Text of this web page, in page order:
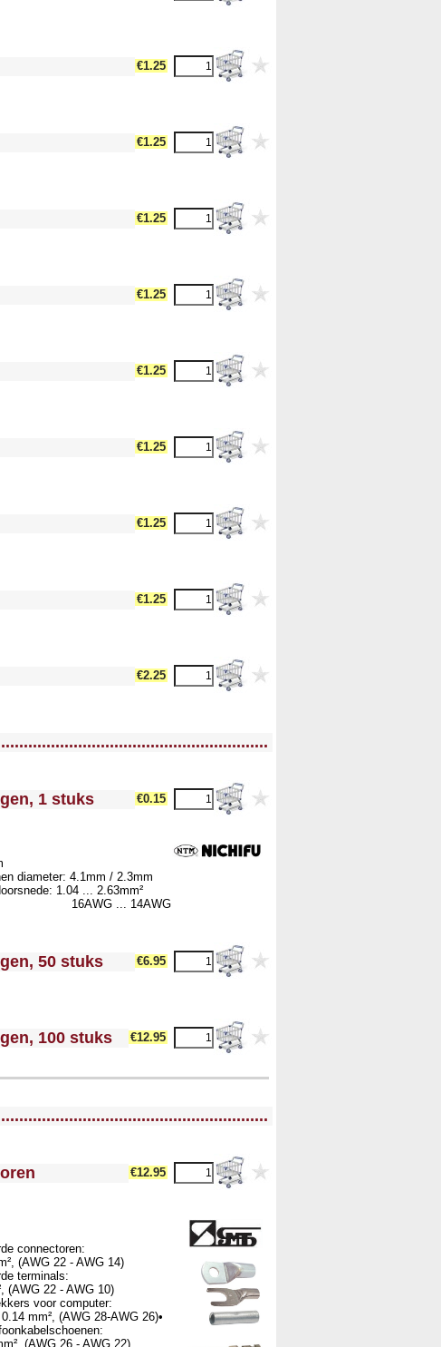
--><!-- MakeFullWidth17 --><!-- MakeFullWidth18 --><!-- MakeFullWidth19 -->
€1.25
--><!-- MakeFullWidth17 --><!-- MakeFullWidth18 --><!-- MakeFullWidth19 -->
€1.25
--><!-- MakeFullWidth17 --><!-- MakeFullWidth18 --><!-- MakeFullWidth19 -->
€1.25
--><!-- MakeFullWidth17 --><!-- MakeFullWidth18 --><!-- MakeFullWidth19 -->
€1.25
--><!-- MakeFullWidth17 --><!-- MakeFullWidth18 --><!-- MakeFullWidth19 -->
€1.25
--><!-- MakeFullWidth17 --><!-- MakeFullWidth18 --><!-- MakeFullWidth19 -->
€1.25
--><!-- MakeFullWidth17 --><!-- MakeFullWidth18 --><!-- MakeFullWidth19 -->
€1.25
--><!-- MakeFullWidth17 --><!-- MakeFullWidth18 --><!-- MakeFullWidth19 -->
€1.25
--><!-- MakeFullWidth17 --><!-- MakeFullWidth18 --><!-- MakeFullWidth19 -->
€2.25
1 stuks €0.15
diameter: 4.1mm / 2.3mm
1.04 ... 2.63mm²
... 14AWG
50 stuks €6.95
100 stuks €12.95
€12.95
connectoren:
(AWG 22 - AWG 14)
terminals:
(AWG 22 - AWG 10)
voor computer:
mm², (AWG 28-AWG 26)•
(AWG 26 - AWG 22)